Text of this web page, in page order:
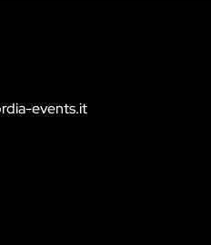
events.it